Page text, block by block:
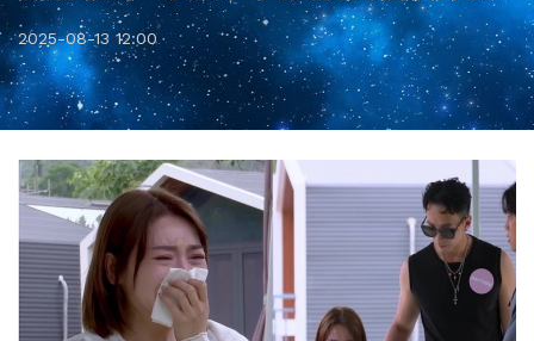
2025-08-13 12:00